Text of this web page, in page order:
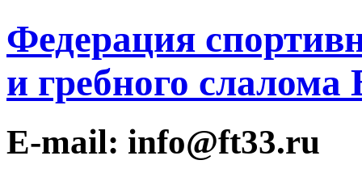
Федерация
и гребного
E-mail: info@ft33.ru